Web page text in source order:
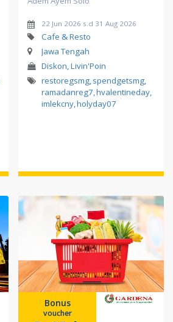
22 Jun 2026 s.d 31 Aug 2026
Cafe & Resto
Jawa Tengah
Diskon, Livin'Poin
restoregsmg,spendgetsmg,
ramadanreg7,hvalentineday,
imlekcny,holyday07
Bonus
voucher